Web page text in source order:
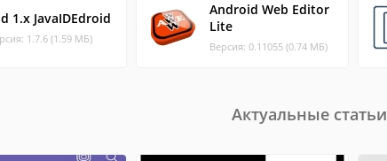
1.x JavaIDEdroid
1.7.6 (1.59 МБ)
Android Web Editor
Lite
Версия: 0.11055 (0.74 МБ)
Актуальные статьи